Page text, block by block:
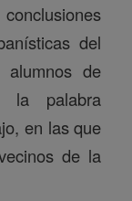
del
alumnos de
la palabra
en las que
de la